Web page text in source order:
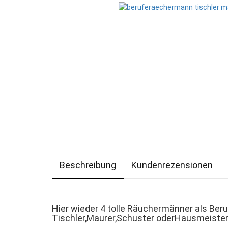
Beschreibung Kundenrezensionen
Hier wieder 4 tolle Räuchermänner als
Tischler,Maurer,Schuster oderHausmeister